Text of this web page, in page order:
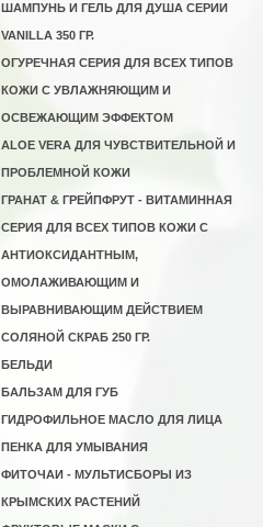
ШАМПУНЬ И ГЕЛЬ ДЛЯ ДУША СЕРИИ
VANILLA 350 ГР.
ОГУРЕЧНАЯ СЕРИЯ ДЛЯ ВСЕХ ТИПОВ
КОЖИ С УВЛАЖНЯЮЩИМ И
ОСВЕЖАЮЩИМ ЭФФЕКТОМ
ALOE VERA ДЛЯ ЧУВСТВИТЕЛЬНОЙ И
ПРОБЛЕМНОЙ КОЖИ
ГРАНАТ & ГРЕЙПФРУТ - ВИТАМИННАЯ
СЕРИЯ ДЛЯ ВСЕХ ТИПОВ КОЖИ С
АНТИОКСИДАНТНЫМ,
ОМОЛАЖИВАЮЩИМ И
ВЫРАВНИВАЮЩИМ ДЕЙСТВИЕМ
СОЛЯНОЙ СКРАБ 250 ГР.
БЕЛЬДИ
БАЛЬЗАМ ДЛЯ ГУБ
ГИДРОФИЛЬНОЕ МАСЛО ДЛЯ ЛИЦА
ПЕНКА ДЛЯ УМЫВАНИЯ
ФИТОЧАИ - МУЛЬТИСБОРЫ ИЗ
КРЫМСКИХ РАСТЕНИЙ